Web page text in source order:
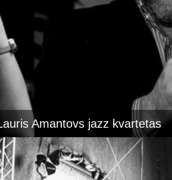
Amantovs jazz kvartetas